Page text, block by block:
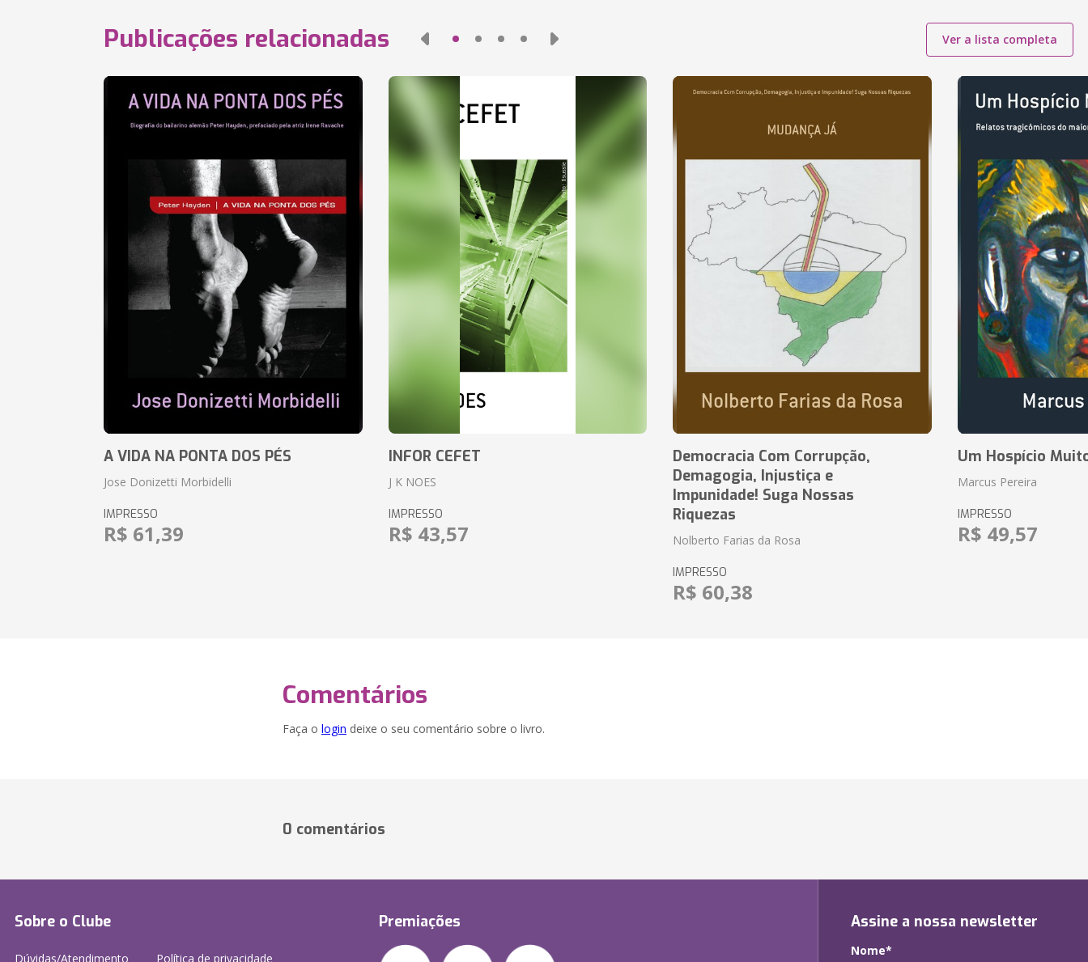
Publicações relacionadas Ver a lista completa
A VIDA NA PONTA DOS PÉS
Jose Donizetti Morbidelli
IMPRESSO
R$ 61,39
INFOR CEFET
J K NOES
IMPRESSO
R$ 43,57
Democracia Com Corrupção,
Demagogia, Injustiça e
Impunidade! Suga Nossas
Riquezas
Nolberto Farias da Rosa
IMPRESSO
R$ 60,38
Um Hospício
Marcus Pereira
IMPRESSO
R$ 49,57
Comentários
Faça o login deixe o seu comentário sobre o livro.
0 comentários
Sobre o Clube
Dúvidas/Atendimento Política de privacidade
Premiações Assine a nossa newsletter
Nome*